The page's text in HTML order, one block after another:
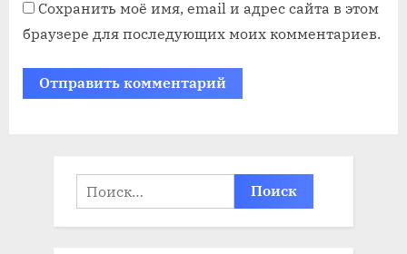
Сохранить моё имя, email и адрес сайта в этом
браузере для последующих моих комментариев.
Найти: